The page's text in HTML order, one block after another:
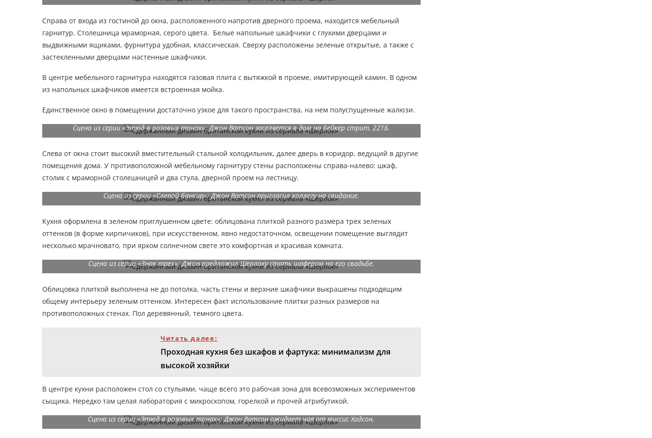
Справа от входа из гостиной до окна, расположенного напротив дверного проема, находится мебельный
гарнитур. Столешница мраморная, серого цвета. Белые напольные шкафчики с глухими дверцами и
выдвижными ящиками, фурнитура удобная, классическая. Сверху расположены зеленые открытые, а также с
застекленными дверцами настенные шкафчики.
В центре мебельного гарнитура находятся газовая плита с вытяжкой в проеме, имитирующей камин. В одном
из напольных шкафчиков имеется встроенная мойка.
Единственное окно в помещении достаточно узкое для такого пространства, на нем полуспущенные жалюзи.
Сцена из серии «Этюд в розовых тонах»: Джон Ватсон заселяется в дом на Бейкер стрит, 221Б.
Слева от окна стоит высокий вместительный стальной холодильник, далее дверь в коридор, ведущий в другие
помещения дома. У противоположной мебельному гарнитуру стены расположены справа-налево: шкаф,
столик с мраморной столешницей и два стула, дверной проем на лестницу.
Сцена из серии «Слепой банкир»: Джон Ватсон пригласил коллегу на свидание.
Кухня оформлена в зеленом приглушенном цвете: облицована плиткой разного размера трех зеленых
оттенков (в форме кирпичиков), при искусственном, явно недостаточном, освещении помещение выглядит
несколько мрачновато, при ярком солнечном свете это комфортная и красивая комната.
Сцена из серии «Знак трех»: Джон предложил Шерлоку стать шафером на его свадьбе.
Облицовка плиткой выполнена не до потолка, часть стены и верхние шкафчики выкрашены подходящим
общему интерьеру зеленым оттенком. Интересен факт использование плитки разных размеров на
противоположных стенах. Пол деревянный, темного цвета.
Читать далее:
Проходная кухня без шкафов и фартука: минимализм для
высокой хозяйки
В центре кухни расположен стол со стульями, чаще всего это рабочая зона для всевозможных экспериментов
сыщика. Нередко там целая лаборатория с микроскопом, горелкой и прочей атрибутикой.
Сцена из серии «Этюд в розовых тонах»: Джон Ватсон ожидает чая от миссис Хадсон.